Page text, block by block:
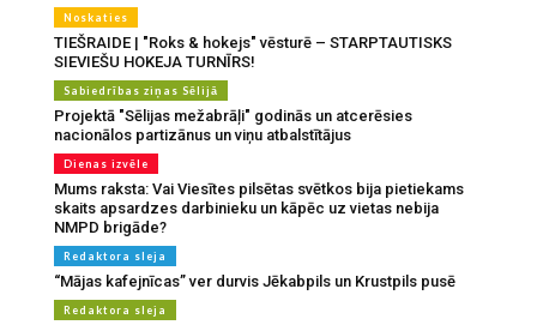
Noskaties
TIEŠRAIDE | "Roks & hokejs" vēsturē – STARPTAUTISKS
SIEVIEŠU HOKEJA TURNĪRS!
Sabiedrības ziņas Sēlijā
Projektā "Sēlijas mežabrāļi" godinās un atcerēsies
nacionālos partizānus un viņu atbalstītājus
Dienas izvēle
Mums raksta: Vai Viesītes pilsētas svētkos bija pietiekams
skaits apsardzes darbinieku un kāpēc uz vietas nebija
NMPD brigāde?
Redaktora sleja
“Mājas kafejnīcas” ver durvis Jēkabpils un Krustpils pusē
Redaktora sleja